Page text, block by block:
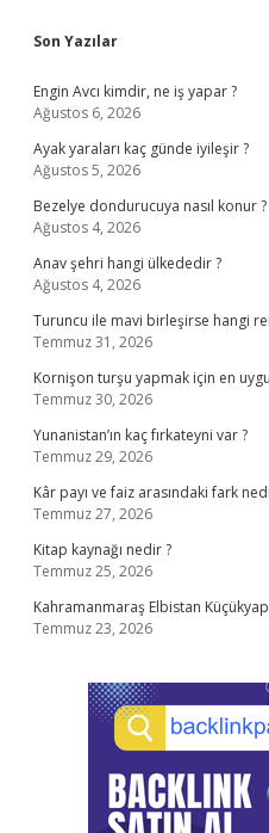
Sidebar
Son Yazılar
Engin Avcı kimdir, ne iş yapar ?
Ağustos 6, 2026
Ayak yaraları kaç günde iyileşir ?
Ağustos 5, 2026
Bezelye dondurucuya nasıl konur ?
Ağustos 4, 2026
Anav şehri hangi ülkededir ?
Ağustos 4, 2026
Turuncu ile mavi birleşirse hangi
Temmuz 31, 2026
Kornişon turşu yapmak için en
Temmuz 30, 2026
Yunanistan’ın kaç fırkateyni var ?
Temmuz 29, 2026
Kâr payı ve faiz arasındaki fark
Temmuz 27, 2026
Kitap kaynağı nedir ?
Temmuz 25, 2026
Kahramanmaraş Elbistan
Temmuz 23, 2026